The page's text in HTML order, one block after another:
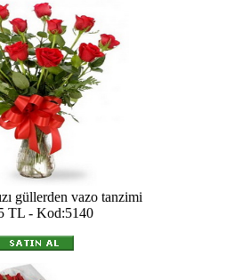
güllerden vazo tanzimi
TL - Kod:5140